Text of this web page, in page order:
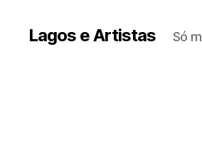
Lagos e Artistas Só